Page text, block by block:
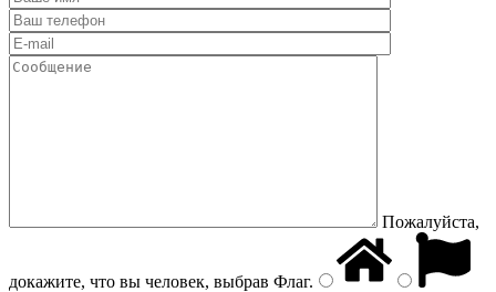
Пожалуйста,
докажите, что вы человек, выбрав Флаг.